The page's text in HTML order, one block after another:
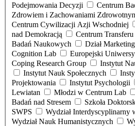
Podejmowania Decyzji
Centrum
Zdrowiem i Zachowaniami
Centrum Cywilizacji Azji Wschodniej
nad Demokracją
Centrum
Badań Naukowych
Dział
Cognition Lab
Europejski
Coping Research Group
Instytut
Instytut Nauk Społecznych
Projektowania
Instytut Psychologii
Lewiatan
Młodzi w Centrum Lab
Badań nad Stresem
Szkoła
SWPS
Wydział Interdyscyplinarny
Wydział Nauk Humanistycznych